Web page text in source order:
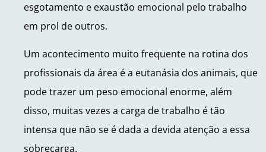
esgotamento e exaustão emocional pelo trabalho
em prol de outros.
Um acontecimento muito frequente na rotina dos
profissionais da área é a eutanásia dos animais, que
pode trazer um peso emocional enorme, além
disso, muitas vezes a carga de trabalho é tão
intensa que não se é dada a devida atenção a essa
sobrecarga.